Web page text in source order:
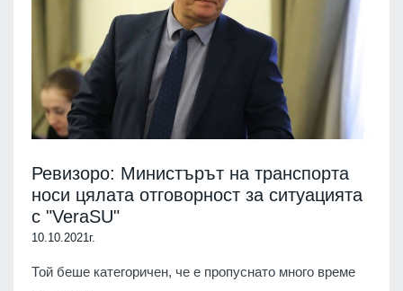
Ревизоро: Министърът на транспорта
носи цялата отговорност за ситуацията
с "VeraSU"
10.10.2021г.
Той беше категоричен, че е пропуснато много време